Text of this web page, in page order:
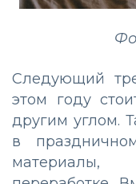
Следующий
этом году
другим углом.
в